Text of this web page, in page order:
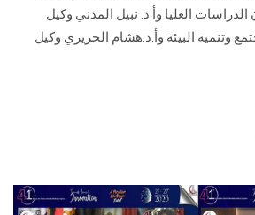
الزائـرون
العليا وأ.د. نبيل المدني وكيل
وتنمية البيئة وأ.د.هشام الحريري وكيل